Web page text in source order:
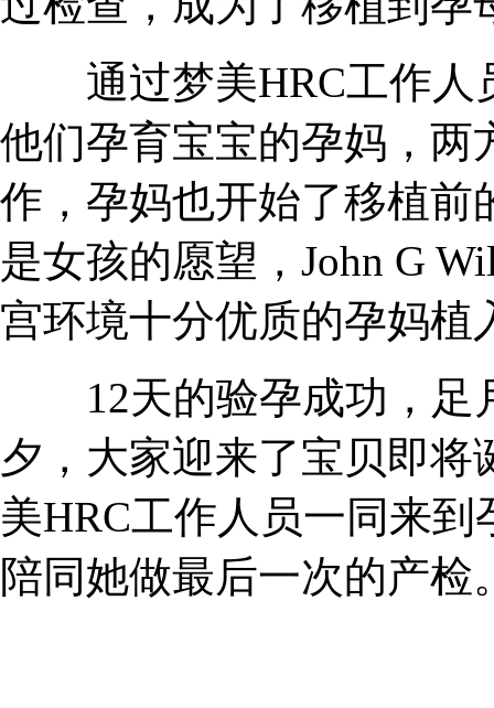
通过梦美HRC工作人
他们孕育宝宝的孕妈，两
作，孕妈也开始了移植前
是女孩的愿望，John G
宫环境十分优质的孕妈植
12天的验孕成功，足
夕，大家迎来了宝贝即
美HRC工作人员一同来
陪同她做最后一次的产检